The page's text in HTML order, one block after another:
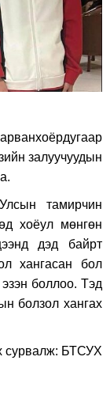
залуучуудын
тамирчин
хоёул мөнгөн
дэд байрт
хангасан бол
боллоо. Тэд
болзол хангах
сурвалж: БТСУХ